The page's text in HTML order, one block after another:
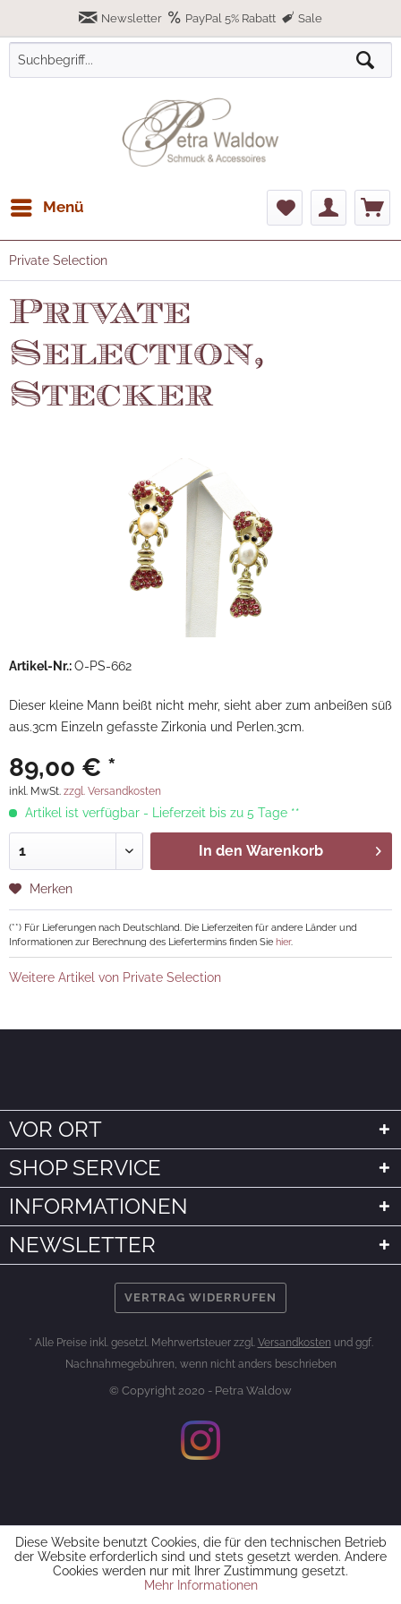
Newsletter PayPal 5% Rabatt Sale
Menü
Private Selection
Private
Selection,
Stecker
Artikel-Nr.:O-PS-662
Dieser kleine Mann beißt nicht mehr, sieht aber zum anbeißen süß
aus.3cm Einzeln gefasste Zirkonia und Perlen.3cm.
89,00 € *
inkl. MwSt. zzgl. Versandkosten
Artikel ist verfügbar - Lieferzeit bis zu 5 Tage **
In den Warenkorb
Merken
(**) Für Lieferungen nach Deutschland. Die Lieferzeiten für andere Länder und
Informationen zur Berechnung des Liefertermins finden Sie hier.
Weitere Artikel von Private Selection
VOR ORT
SHOP SERVICE
INFORMATIONEN
NEWSLETTER
VERTRAG WIDERRUFEN
* Alle Preise inkl. gesetzl. Mehrwertsteuer zzgl. Versandkosten und ggf.
Nachnahmegebühren, wenn nicht anders beschrieben
© Copyright 2020 - Petra Waldow
Diese Website benutzt Cookies, die für den technischen Betrieb
der Website erforderlich sind und stets gesetzt werden. Andere
Cookies werden nur mit Ihrer Zustimmung gesetzt.
Mehr Informationen